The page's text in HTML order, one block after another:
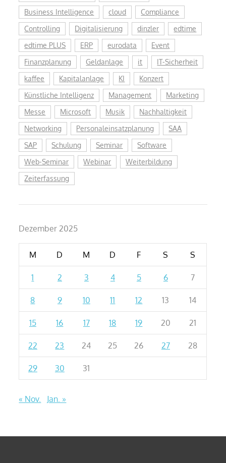
Business Intelligence
cloud
Compliance
Controlling
Digitalisierung dinzler
edtime
edtime PLUS
ERP eurodata
Event
Finanzplanung
Geldanlage it
IT-Sicherheit
kaffee
Kapitalanlage KI
Konzert
Künstliche Intelligenz
Management
Marketing
Messe
Microsoft Musik
Nachhaltigkeit
Networking
Personaleinsatzplanung
SAA
SAP
Schulung Seminar
Software
Web-Seminar
Webinar
Weiterbildung
Zeiterfassung
Dezember 2025
M D M D F S S
1 2 3 4 5 6 7
8 9 10 11 12 13 14
15 16 17 18 19 20 21
22 23 24 25 26 27 28
29 30 31
« Nov. Jan. »